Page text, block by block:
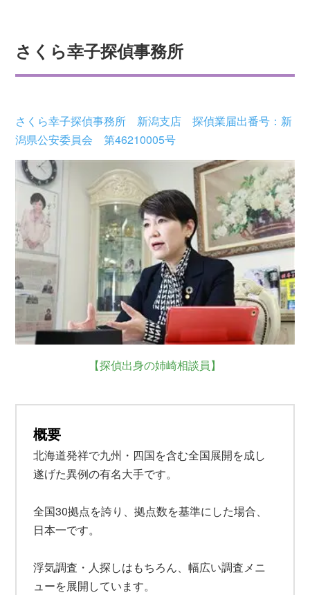
さくら幸子探偵事務所
さくら幸子探偵事務所 新潟支店 探偵業届出番号：新
潟県公安委員会 第46210005号
【探偵出身の姉崎相談員】
概要
北海道発祥で九州・四国を含む全国展開を成し
遂げた異例の有名大手です。
全国30拠点を誇り、拠点数を基準にした場合、
日本一です。
浮気調査・人探しはもちろん、幅広い調査メニ
ューを展開しています。